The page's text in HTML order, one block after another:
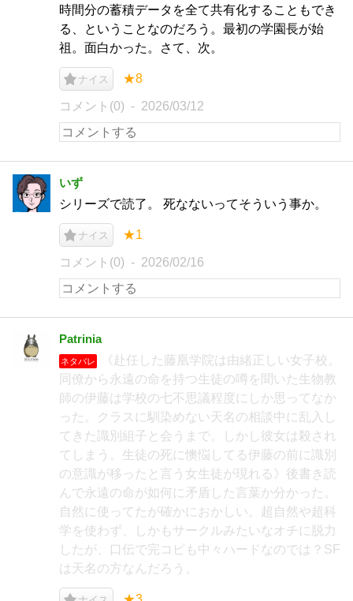
時間分の蓄積データを全て共有化することもでき
る、ということなのだろう。最初の学園長が始
祖。面白かった。さて、次。
ナイス ★8
コメント(0) 2026/03/12
いず
シリーズで読了。 死なないってそういう事か。
ナイス ★1
コメント(0) 2026/02/16
Patrinia
ネタバレ
《赴任した藤凰学院は由緒正しい女子校。
同僚から永遠の命を持つ生徒の噂を聞いた生物教
師の伊藤は学校の七不思議程度にしか思ってなか
った。クラスに馴染めない天名の相談中に乱入し
てきた識別組子と会うまで。しかし彼女は殺され
てしまう。生徒の死に懊悩してる伊藤の前に識別
の意識が移ったと言う女生徒が現れる》後書き読
んで永遠の命が如何に矛盾した言葉か分かった。
自然に使ってたが確かにおかしい。超自然や超科
学を使わず、しかもサークルみたいなオチに脱力
したが、口伝で完コピも中々ハードなのでは？SF
は天名の方なんだろう。